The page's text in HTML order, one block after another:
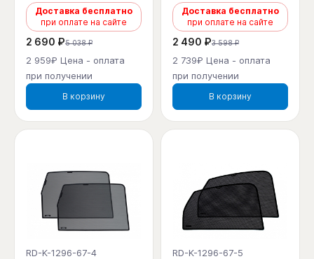
Доставка бесплатно
при оплате на сайте
2 690 ₽5 038 ₽
2 959₽ Цена - оплата
при получении
В корзину
Доставка бесплатно
при оплате на сайте
2 490 ₽3 598 ₽
2 739₽ Цена - оплата
при получении
В корзину
RD-K-1296-67-4 RD-K-1296-67-5